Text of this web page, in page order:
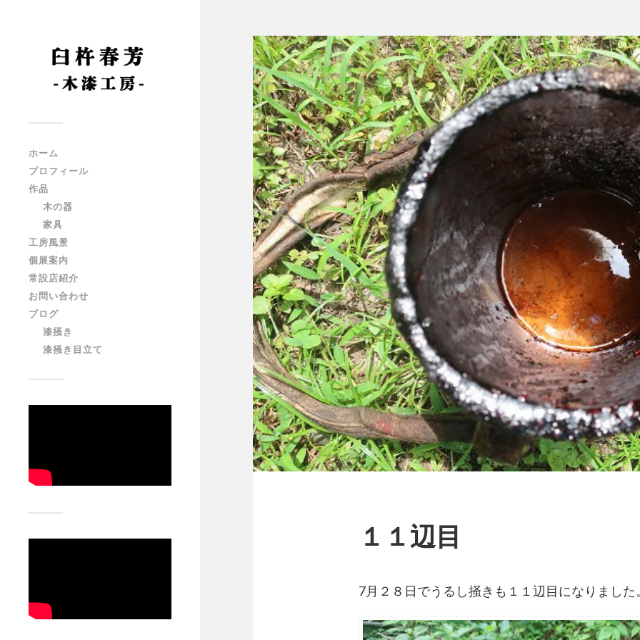
ホーム
プロフィール
作品
木の器
家具
工房風景
個展案内
常設店紹介
お問い合わせ
ブログ
漆掻き
漆掻き目立て
１１辺目
7月２８日でうるし掻きも１１辺目になりました